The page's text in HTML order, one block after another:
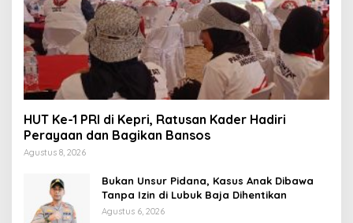
HUT Ke-1 PRI di Kepri, Ratusan Kader Hadiri
Perayaan dan Bagikan Bansos
Agustus 8, 2026
Bukan Unsur Pidana, Kasus Anak Dibawa
Tanpa Izin di Lubuk Baja Dihentikan
Agustus 6, 2026